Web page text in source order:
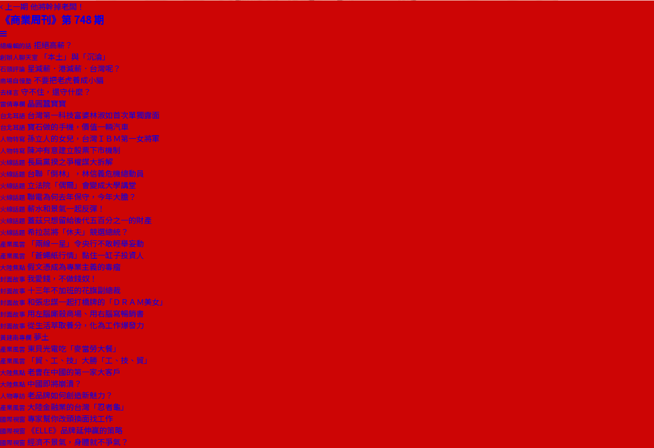
上一期 他將幹掉老闆！
《商業周刊》第 748 期
總編輯的話 拒絕高薪？
創辦人聊天室 「本土」與「沉淪」
石頭評論 星減薪．港減薪．台灣呢？
商場自慢塾 不要把老虎養成小貓
去梯言 守不住，還守什麼？
雷倩專欄 晶圓蠶寶寶
台北耳語 台灣第一科技富婆林淑如首次單獨露面
台北耳語 寶石做的手機，價值一輛汽車
人物特寫 孫立人的女兒，台灣ＩＢＭ第一女將軍
人物特寫 陳冲有意建立股票下市機制
火線話題 長扁黨揆之爭權謀大拆解
火線話題 台聯「倒林」，林信義危機總動員
火線話題 立法院「偶爾」會變成大學講堂
火線話題 聯電為何去年保守，今年大膽？
火線話題 薪水和景氣一起反彈！
火線話題 蓋茲只想留給後代五百分之一的財產
火線話題 希拉蕊將「休夫」競選總統？
產業風雲 「兩線一星」令央行不敢輕舉妄動
產業風雲 「蒼蠅紙行情」黏住一缸子投資人
大陸焦點 假文憑成為專業主義的毒瘤
封面故事 我愛錢，不做錢奴！
封面故事 十三年不加班的花旗副總裁
封面故事 和張忠謀一起打橋牌的「ＤＲＡＭ美女」
封面故事 用左腦廝殺商場、用右腦寫暢銷書
封面故事 從生活萃取養分，化為工作爆發力
黃建南專欄 夢土
產業風雲 東貝光電吃「麥當勞大餐」
產業風雲 「貿、工、技」大勝「工、技、貿」
大陸焦點 老曹在中國的第一家大客戶
大陸焦點 中國即將崩潰？
人物專訪 老品牌如何創造新魅力？
產業風雲 大陸金融業的台灣「忍者龜」
國際視窗 專家幫你改頭換面找工作
國際視窗 《ELLE》品牌延伸贏的策略
國際視窗 經濟不景氣，身體就不爭氣？